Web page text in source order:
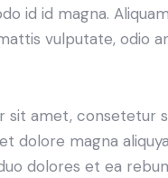
id id magna.
vulputate, odio
sit amet, consetetur
dolore magna
dolores et ea